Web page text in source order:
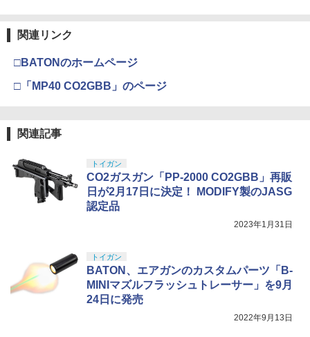
関連リンク
□BATONのホームページ
□「MP40 CO2GBB」のページ
関連記事
トイガン
CO2ガスガン「PP-2000 CO2GBB」再販
日が2月17日に決定！ MODIFY製のJASG
認定品
2023年1月31日
トイガン
BATON、エアガンのカスタムパーツ「B-
MINIマズルフラッシュトレーサー」を9月
24日に発売
2022年9月13日